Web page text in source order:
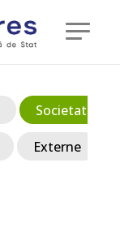
Societate
Externe